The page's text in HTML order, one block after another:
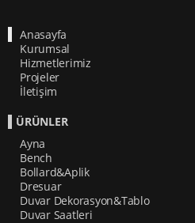
Anasayfa
Kurumsal
Hizmetlerimiz
Projeler
İletişim
ÜRÜNLER
Ayna
Bench
Bollard&Aplik
Dresuar
Duvar Dekorasyon&Tablo
Duvar Saatleri